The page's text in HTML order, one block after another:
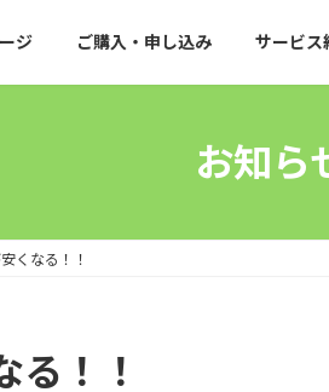
ジ ご購入・申し込み サービス
お知ら
くなる！！
る！！